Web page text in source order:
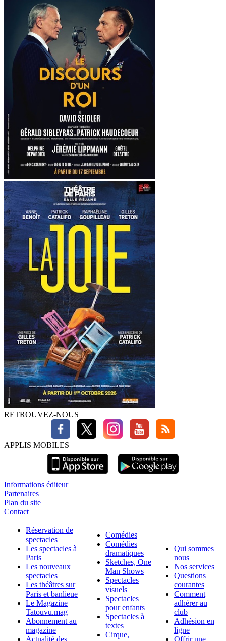
RETROUVEZ-NOUS
APPLIS MOBILES
Informations éditeur
Partenaires
Plan du site
Contact
Réservation de
spectacles
Les spectacles à
Paris
Les nouveaux
spectacles
Les théâtres sur
Paris et banlieue
Le Magazine
Tatouvu.mag
Abonnement au
magazine
Comédies
Comédies
dramatiques
Sketches, One
Man Shows
Spectacles
visuels
Spectacles
pour enfants
Spectacles à
textes
Cirque,
Qui sommes
nous
Nos services
Questions
courantes
Comment
adhérer au
club
Adhésion en
ligne